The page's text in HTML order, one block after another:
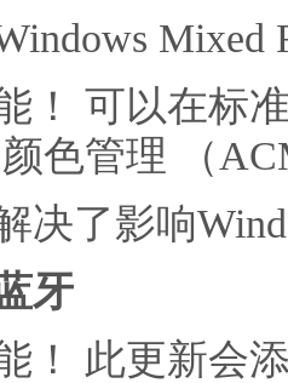
Mixed
可以在标准
颜色管理 （
了影响
牙
此更新会添